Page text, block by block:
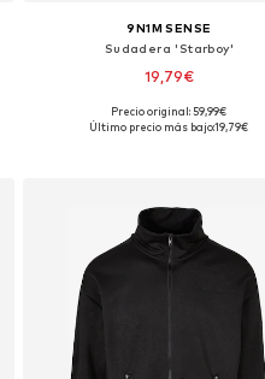
9N1M SENSE
Sudadera 'Starboy'
19,79€
Tallas disponibles: M, L
Precio original: 59,99€
Último precio más bajo:19,79€